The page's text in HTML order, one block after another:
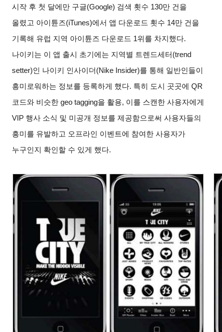
시작 후 첫 달에만 구글(Google) 검색 횟수 130만 건을
올렸고 아이튠즈(iTunes)에서 앱 다운로드 횟수 14만 건을
기록해 유럽 지역 아이튠즈 다운로드 1위를 차지했다.
나이키는 이 앱 출시 초기에는 지역별 트렌드세터 (trend
setter)인 나이키 인사이더 (Nike Insider)를 통해 일반인들이
흥미로워하는 정보를 등록하게 했다. 특히 도시 곳곳에 QR
코드와 비슷한 geo tagging을 활용, 이를 스캔한 사용자에게
VIP 행사 소식 및 미공개 정보를 제공함으로써 사용자들의
흥미를 유발하고 오프라인 이벤트에 참여한 사용자가
누구인지 확인할 수 있게 했다.